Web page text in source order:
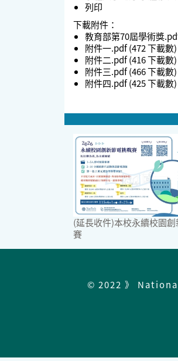
列印
下載附件：
教育部第70屆學術獎
附件一.pdf (472 下載數)
附件二.pdf (416 下載數)
附件三.pdf (466 下載數)
附件四.pdf (425 下載數)
(延長收件)本校永續校園
賽
© 2022 》